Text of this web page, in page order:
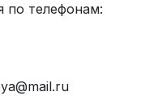
по телефонам: